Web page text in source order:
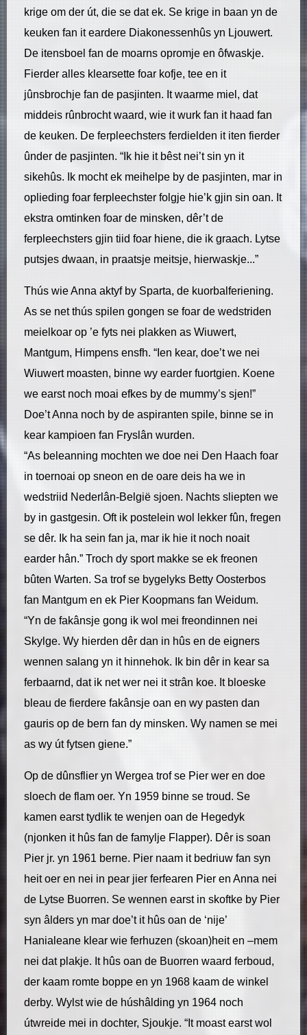
krige om der út, die se dat ek. Se krige in baan yn de
keuken fan it eardere Diakonessenhûs yn Ljouwert.
De itensboel fan de moarns opromje en ôfwaskje.
Fierder alles klearsette foar kofje, tee en it
jûnsbrochje fan de pasjinten. It waarme miel, dat
middeis rûnbrocht waard, wie it wurk fan it haad fan
de keuken. De ferpleechsters ferdielden it iten fierder
ûnder de pasjinten. “Ik hie it bêst nei’t sin yn it
sikehûs. Ik mocht ek meihelpe by de pasjinten, mar in
oplieding foar ferpleechster folgje hie’k gjin sin oan. It
ekstra omtinken foar de minsken, dêr’t de
ferpleechsters gjin tiid foar hiene, die ik graach. Lytse
putsjes dwaan, in praatsje meitsje, hierwaskje...”
Thús wie Anna aktyf by Sparta, de kuorbalferiening.
As se net thús spilen gongen se foar de wedstriden
meielkoar op ’e fyts nei plakken as Wiuwert,
Mantgum, Himpens ensfh. “Ien kear, doe’t we nei
Wiuwert moasten, binne wy earder fuortgien. Koene
we earst noch moai efkes by de mummy’s sjen!”
Doe’t Anna noch by de aspiranten spile, binne se in
kear kampioen fan Fryslân wurden.
“As beleanning mochten we doe nei Den Haach foar
in toernoai op sneon en de oare deis ha we in
wedstriid Nederlân-België sjoen. Nachts sliepten we
by in gastgesin. Oft ik postelein wol lekker fûn, fregen
se dêr. Ik ha sein fan ja, mar ik hie it noch noait
earder hân.” Troch dy sport makke se ek freonen
bûten Warten. Sa trof se bygelyks Betty Oosterbos
fan Mantgum en ek Pier Koopmans fan Weidum.
“Yn de fakânsje gong ik wol mei freondinnen nei
Skylge. Wy hierden dêr dan in hûs en de eigners
wennen salang yn it hinnehok. Ik bin dêr in kear sa
ferbaarnd, dat ik net wer nei it strân koe. It bloeske
bleau de fierdere fakânsje oan en wy pasten dan
gauris op de bern fan dy minsken. Wy namen se mei
as wy út fytsen giene.”
Op de dûnsflier yn Wergea trof se Pier wer en doe
sloech de flam oer. Yn 1959 binne se troud. Se
kamen earst tydlik te wenjen oan de Hegedyk
(njonken it hûs fan de famylje Flapper). Dêr is soan
Pier jr. yn 1961 berne. Pier naam it bedriuw fan syn
heit oer en nei in pear jier ferfearen Pier en Anna nei
de Lytse Buorren. Se wennen earst in skoftke by Pier
syn âlders yn mar doe’t it hûs oan de ‘nije’
Hanialeane klear wie ferhuzen (skoan)heit en –mem
nei dat plakje. It hûs oan de Buorren waard ferboud,
der kaam romte boppe en yn 1968 kaam de winkel
derby. Wylst wie de húshâlding yn 1964 noch
útwreide mei in dochter, Sjoukje. “It moast earst wol